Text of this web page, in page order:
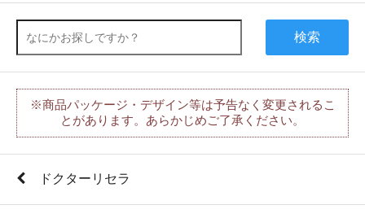
検索
※商品パッケージ・デザイン等は予告なく変更されるこ
とがあります。あらかじめご了承ください。
ドクターリセラ